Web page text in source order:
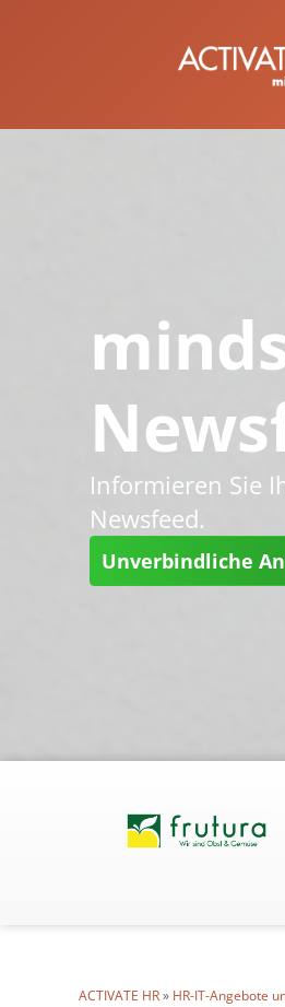
Informieren Sie
Newsfeed.
Unverbindliche
ACTIVATE HR» HR-IT-Angebote